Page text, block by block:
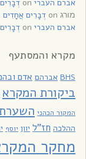
אברם העברי
מורג
דְבָרִים
אברם העברי
מקרא והמסתעף
BHS אברהם אדם
ביקורת המקרא
המקור הכהני
ההלכה חז"ל יוון יוסף
מחקר